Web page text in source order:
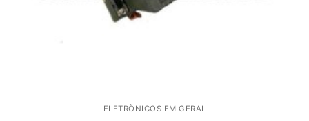
ELETRÔNICOS EM GERAL